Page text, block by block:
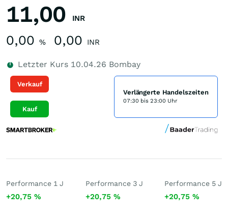
11,00 INR
0,00 % 0,00 INR
Letzter Kurs 10.04.26 Bombay
Verkauf
Kauf
Verlängerte Handelszeiten
07:30 bis 23:00 Uhr
Performance 1 J
+20,75 %
Performance 3 J
+20,75 %
Performance 5 J
+20,75 %